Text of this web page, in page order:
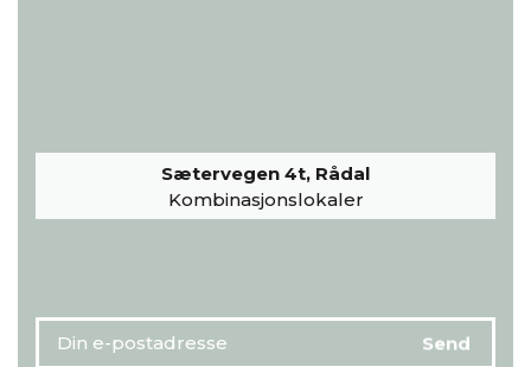
Sætervegen 4t, Rådal
Kombinasjonslokaler